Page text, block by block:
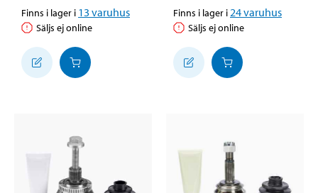
Finns i lager i 13 varuhus
Säljs ej online
Finns i lager i 24varuhus
Säljs ej online